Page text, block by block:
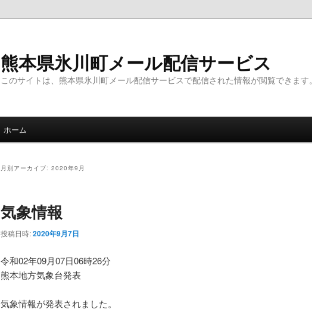
熊本県氷川町メール配信サービス
このサイトは、熊本県氷川町メール配信サービスで配信された情報が閲覧できます。
ホーム
月別アーカイブ: 2020年9月
気象情報
投稿日時:2020年9月7日
令和02年09月07日06時26分
熊本地方気象台発表
気象情報が発表されました。